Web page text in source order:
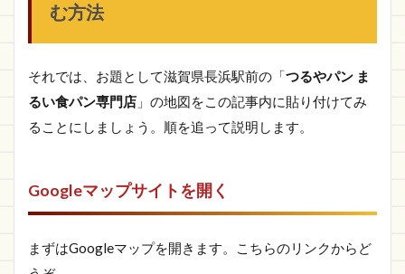
む方法
それでは、お題として滋賀県長浜駅前の「つるやパン ま
るい食パン専門店 」の地図をこの記事内に貼り付けてみ
ることにしましょう。順を追って説明します。
Googleマップサイトを開く
まずはGoogleマップを開きます。こちらのリンクからど